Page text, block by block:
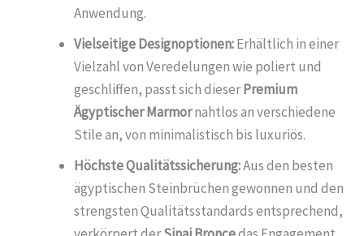
Anwendung.
Vielseitige Designoptionen:Erhältlich in einer
Vielzahl von Veredelungen wie poliert und
geschliffen, passt sich dieserPremium
Ägyptischer Marmornahtlos an verschiedene
Stile an, von minimalistisch bis luxuriös.
Höchste Qualitätssicherung:Aus den besten
ägyptischen Steinbrüchen gewonnen und den
strengsten Qualitätsstandards entsprechend,